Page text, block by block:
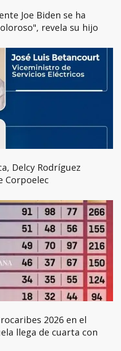
Joe Biden se ha
revela su hijo
Delcy Rodríguez
Corpoelec
2026 en el
llega de cuarta con